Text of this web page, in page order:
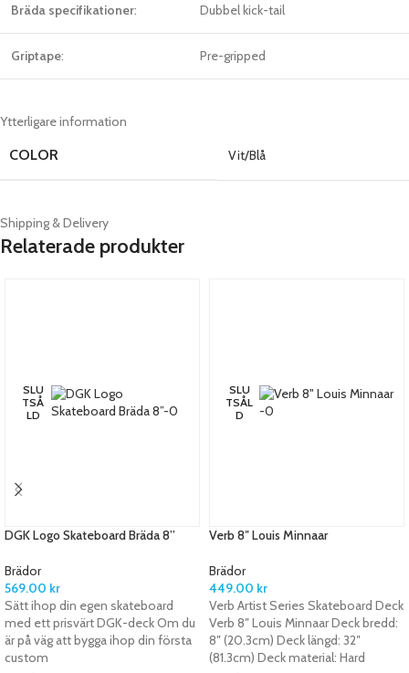
Bräda specifikationer: Dubbel kick-tail
Griptape: Pre-gripped
Ytterligare information
COLOR Vit/Blå
Shipping & Delivery
Relaterade produkter
SLU
TSÅ
LD
DGK Logo Skateboard Bräda 8”
Brädor
569.00 kr
Sätt ihop din egen skateboard
med ett prisvärt DGK-deck Om du
är på väg att bygga ihop din första
custom
SLU
TSÅL
D
Verb 8″ Louis Minnaar
Brädor
449.00 kr
Verb Artist Series Skateboard Deck
Verb 8″ Louis Minnaar Deck bredd:
8″ (20.3cm) Deck längd: 32″
(81.3cm) Deck material: Hard